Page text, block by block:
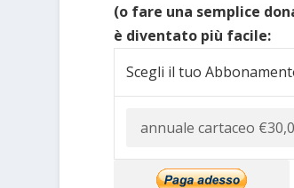
(o fare una semplice
è diventato più facile:
Scegli il tuo